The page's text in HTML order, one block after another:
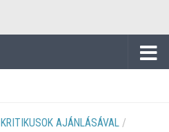
KRITIKUSOK AJÁNLÁSÁVAL /